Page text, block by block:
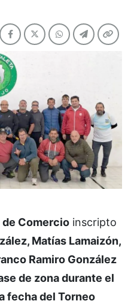
de Comercio inscripto
Matías Lamaizón,
Ramiro González
de zona durante el
fecha del Torneo